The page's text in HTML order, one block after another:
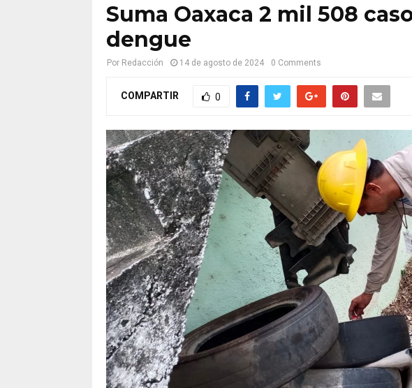
Suma Oaxaca 2 mil 508
dengue
Por Redacción 14 de agosto de 2024 0 Comments
COMPARTIR 0